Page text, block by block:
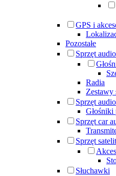
GPS i
Pozostałe
Sprzęt
Radia
Zestawy
Sprzęt
Głośniki
Sprzęt car
Sprzęt
Słuchawki